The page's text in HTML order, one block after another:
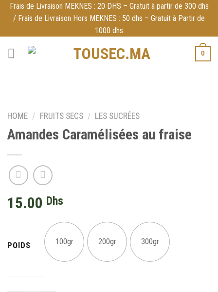
Skip
content
Frais de Livraison MEKNES : 20 DHS – Gratuit à partir de 300 dhs
/ Frais de Livraison Hors MEKNES : 50 dhs – Gratuit à Partir de
1000 dhs
0
HOME / FRUITS SECS / LES SUCRÉES
Amandes Caramélisées au fraise
15.00 Dhs
POIDS 100gr 200gr 300gr